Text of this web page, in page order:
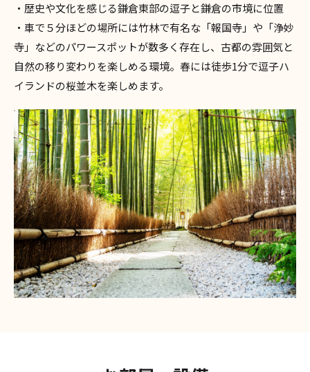
・歴史や文化を感じる鎌倉東部の逗子と鎌倉の市境に位置
・車で５分ほどの場所には竹林で有名な「報国寺」や「浄妙
寺」などのパワースポットが数多く存在し、古都の雰囲気と
自然の移り変わりを楽しめる環境。春には徒歩1分で逗子ハ
イランドの桜並木を楽しめます。